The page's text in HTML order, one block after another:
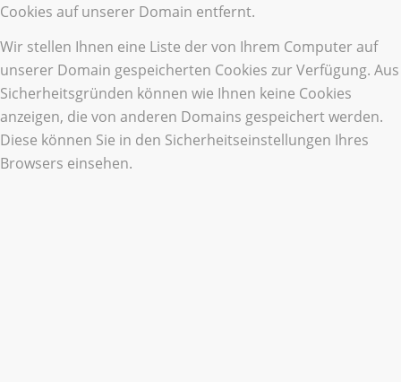
Cookies auf unserer Domain entfernt.
Wir stellen Ihnen eine Liste der von Ihrem Computer auf
unserer Domain gespeicherten Cookies zur Verfügung. Aus
Sicherheitsgründen können wie Ihnen keine Cookies
anzeigen, die von anderen Domains gespeichert werden.
Diese können Sie in den Sicherheitseinstellungen Ihres
Browsers einsehen.